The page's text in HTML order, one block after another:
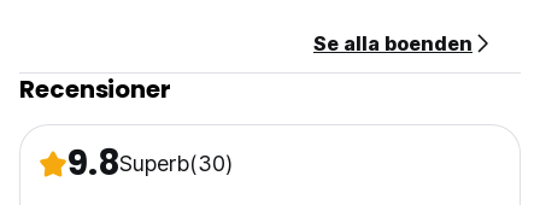
Se alla boenden
Recensioner
9.8Superb(30)